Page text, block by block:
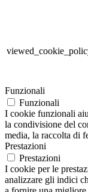
Funzionali
Funzionali
I cookie funzionali
la condivisione del
media, la raccolta di
Prestazioni
Prestazioni
I cookie per le
analizzare gli indici